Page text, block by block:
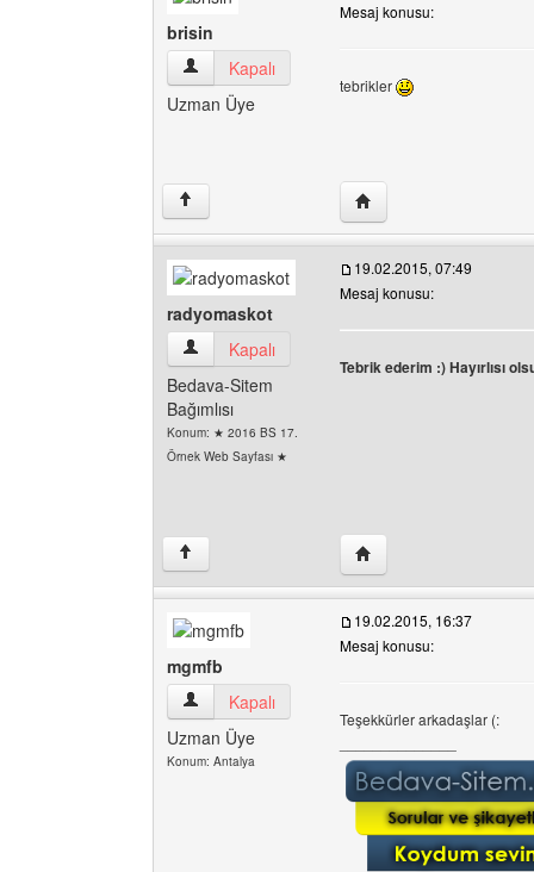
brisin
brisin Kullanıcının profilini görüntüle
Kapalı
Uzman Üye
Mesaj konusu:
tebrikler
↑ Yazarın web sitesini
radyomaskot
radyomaskot Kullanıcının profilini görüntüle
Kapalı
Bedava-Sitem
Bağımlısı
Konum: ★ 2016 BS 17.
Örnek Web Sayfası ★
19.02.2015, 07:49
Mesaj konusu:
Tebrik ederim :) Hayırlısı
↑ Yazarın web sitesini
mgmfb
mgmfb Kullanıcının profilini görüntüle
Kapalı
Uzman Üye
Konum: Antalya
19.02.2015, 16:37
Mesaj konusu:
Teşekkürler arkadaşlar (: